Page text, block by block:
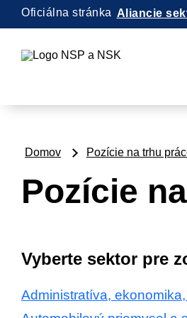
Oficiálna stránka Aliancie
Domov Pozície na trhu
Pozície
Vyberte sektor pre
Administratíva,